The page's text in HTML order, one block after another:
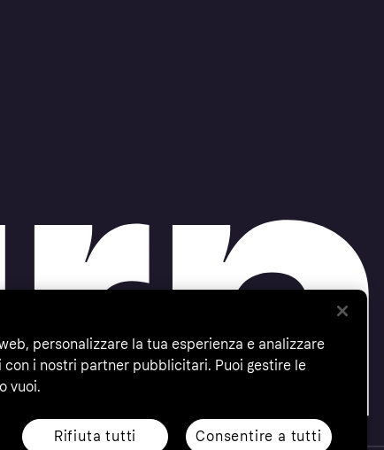
personalizzare la tua esperienza e analizzare
i nostri partner pubblicitari. Puoi gestire le
vuoi.
Rifiuta tutti Consentire a tutti